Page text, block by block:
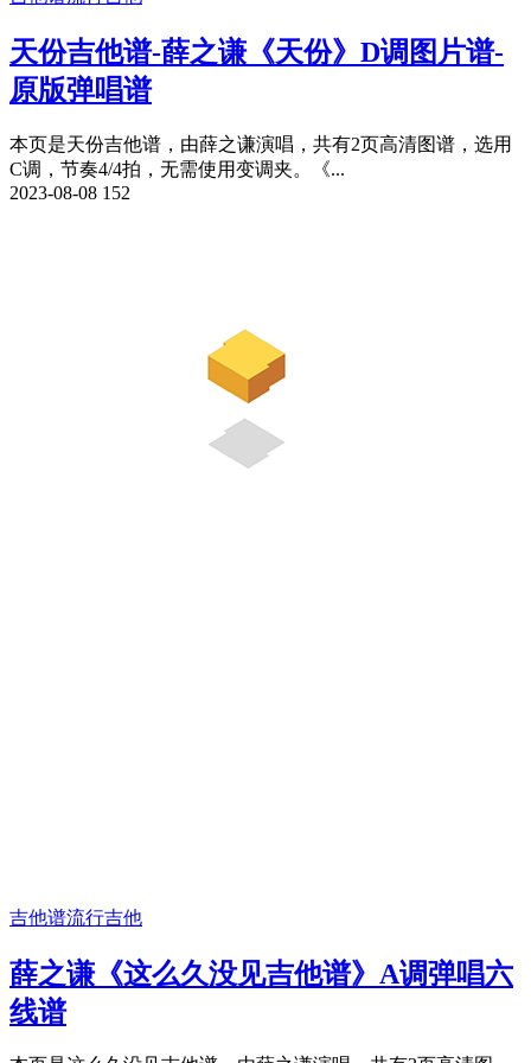
天份吉他谱-薛之谦《天份》D调图片谱-
原版弹唱谱
本页是天份吉他谱，由薛之谦演唱，共有2页高清图谱，选用
C调，节奏4/4拍，无需使用变调夹。《...
2023-08-08 152
吉他谱流行吉他
薛之谦《这么久没见吉他谱》A调弹唱六
线谱